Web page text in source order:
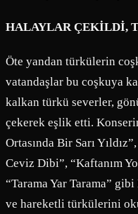
HALAYLAR ÇEKİLDİ,
Öte yandan türkülerin
vatandaşlar bu coşkuya
kalkan türkü severler,
çekerek eşlik etti.
Ortasında Bir Sarı
Ceviz Dibi”, “Kaftanım
“Tarama Yar Tarama”
ve hareketli türkülerini